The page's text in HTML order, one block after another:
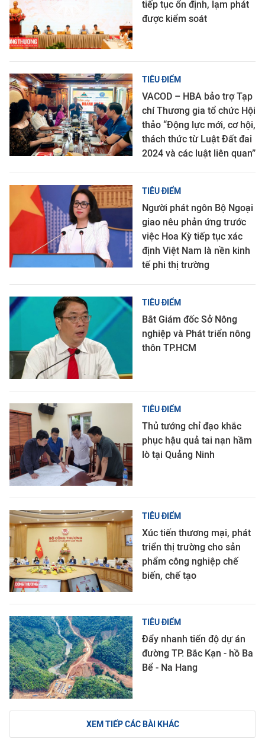
tiếp tục ổn định, lạm phát
được kiểm soát
TIÊU ĐIỂM
VACOD – HBA bảo trợ Tạp
chí Thương gia tổ chức Hội
thảo “Động lực mới, cơ hội,
thách thức từ Luật Đất đai
2024 và các luật liên quan”
TIÊU ĐIỂM
Người phát ngôn Bộ Ngoại
giao nêu phản ứng trước
việc Hoa Kỳ tiếp tục xác
định Việt Nam là nền kinh
tế phi thị trường
TIÊU ĐIỂM
Bắt Giám đốc Sở Nông
nghiệp và Phát triển nông
thôn TP.HCM
TIÊU ĐIỂM
Thủ tướng chỉ đạo khắc
phục hậu quả tai nạn hầm
lò tại Quảng Ninh
TIÊU ĐIỂM
Xúc tiến thương mại, phát
triển thị trường cho sản
phẩm công nghiệp chế
biến, chế tạo
TIÊU ĐIỂM
Đẩy nhanh tiến độ dự án
đường TP. Bắc Kạn - hồ Ba
Bể - Na Hang
XEM TIẾP CÁC BÀI KHÁC